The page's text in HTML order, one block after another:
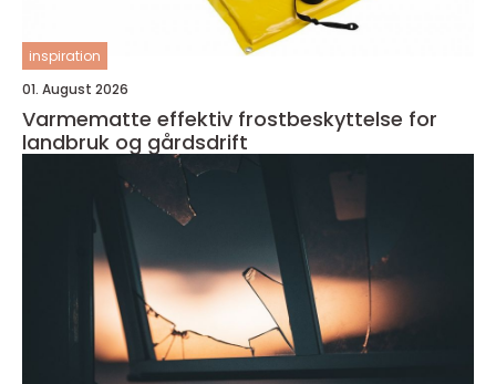
inspiration
01. August 2026
Varmematte effektiv frostbeskyttelse for
landbruk og gårdsdrift